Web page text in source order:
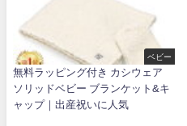
ベビー
無料ラッピング付き カシウェア
ソリッドベビー ブランケット&キ
ャップ｜出産祝いに人気